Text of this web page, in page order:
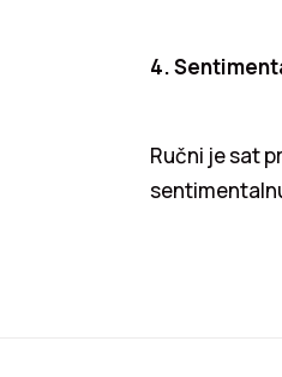
4.
Ručni je sat